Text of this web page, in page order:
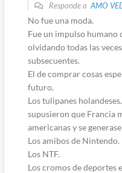
Responde aAMO
No fue una moda.
Fue un impulso humano
olvidando todas las
subsecuentes.
El de comprar cosas
futuro.
Los tulipanes
supusieron que Francia
americanas y se
Los amibos de Nintendo.
Los NTF.
Los cromos de deportes